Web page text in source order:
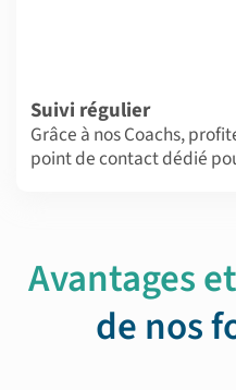
Suivi régulier
Grâce à nos Coachs,
point de contact dédié
Avantages
de nos